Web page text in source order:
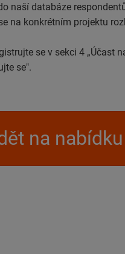
naší databáze
na konkrétním projektu
se v sekci 4 „Účast
se".
na nabídku